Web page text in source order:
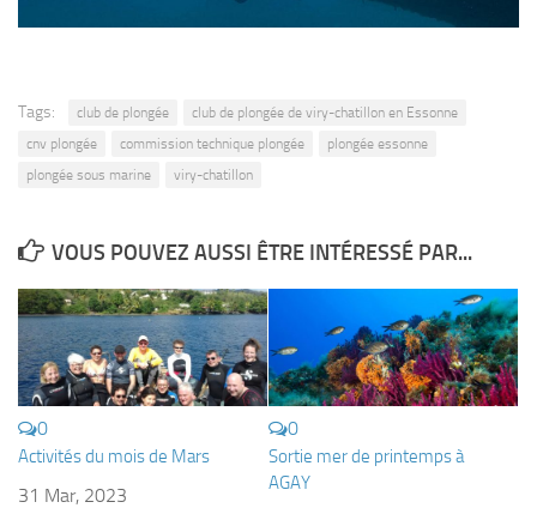
Section Matériel
Tags: club de plongée
club de plongée de viry-chatillon en Essonne
cnv plongée
commission technique plongée
plongée essonne
plongée sous marine
viry-chatillon
VOUS POUVEZ AUSSI ÊTRE INTÉRESSÉ PAR...
0
Activités du mois de Mars
31 Mar, 2023
0
Sortie mer de printemps à
AGAY